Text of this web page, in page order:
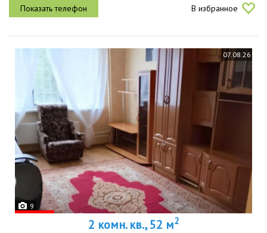
В избранное
07.08.26
9
2 комн. кв., 52 м2